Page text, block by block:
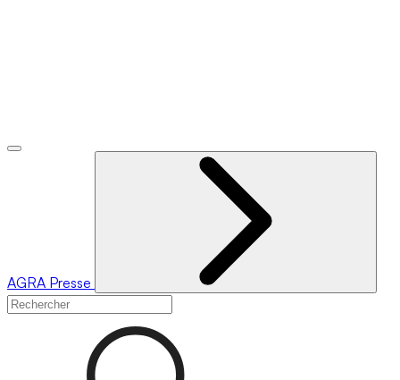
AGRA Presse